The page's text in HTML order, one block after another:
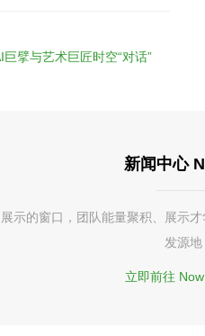
擘与艺术巨匠时空“对话”
新闻中心
示的窗口，团队能量聚积、展示
发源地
立即前往